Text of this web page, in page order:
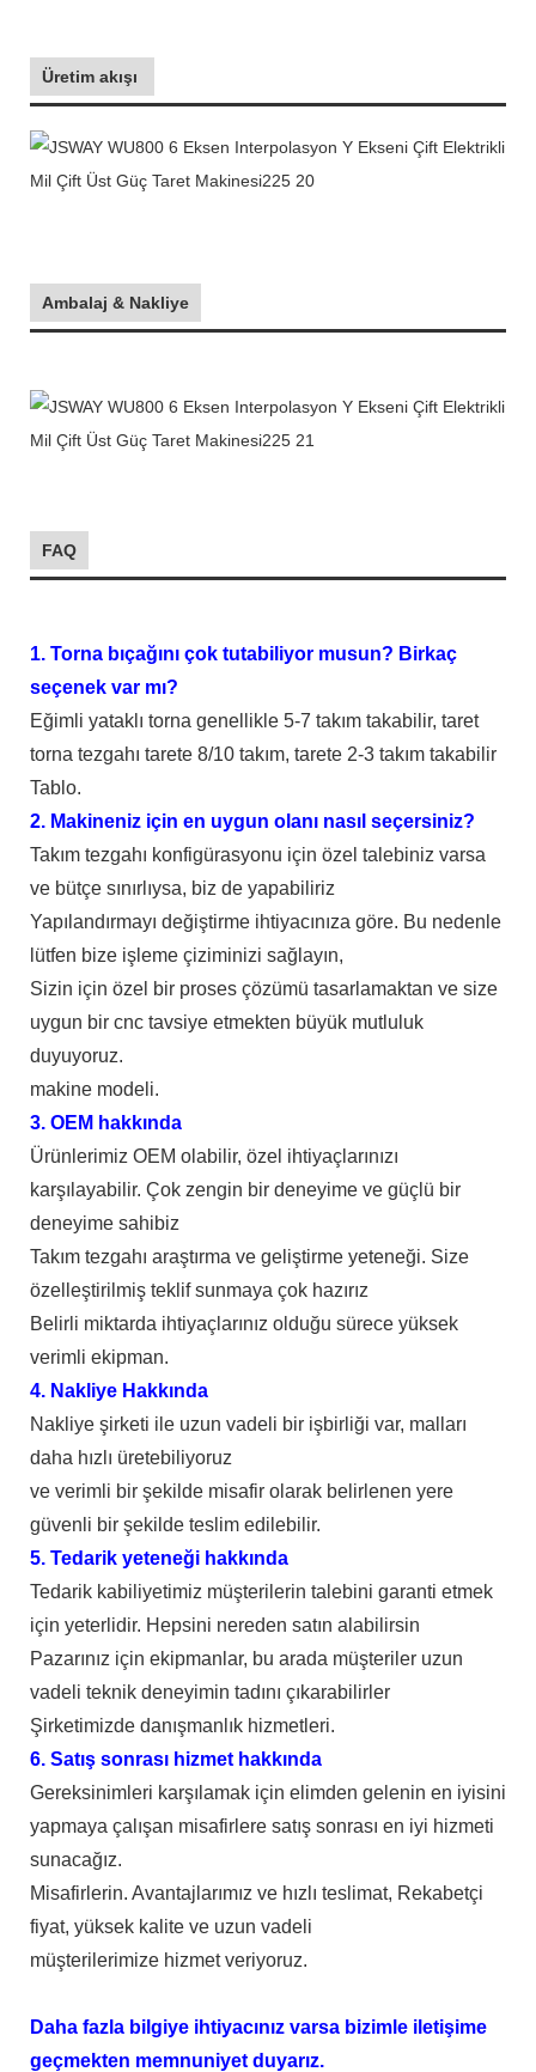
Üretim akışı
Ambalaj & Nakliye
FAQ
1. Torna bıçağını çok tutabiliyor musun? Birkaç
seçenek var mı?
Eğimli yataklı torna genellikle 5-7 takım takabilir, taret
torna tezgahı tarete 8/10 takım, tarete 2-3 takım takabilir
Tablo.
2. Makineniz için en uygun olanı nasıl seçersiniz?
Takım tezgahı konfigürasyonu için özel talebiniz varsa
ve bütçe sınırlıysa, biz de yapabiliriz
Yapılandırmayı değiştirme ihtiyacınıza göre. Bu nedenle
lütfen bize işleme çiziminizi sağlayın,
Sizin için özel bir proses çözümü tasarlamaktan ve size
uygun bir cnc tavsiye etmekten büyük mutluluk
duyuyoruz.
makine modeli.
3. OEM hakkında
Ürünlerimiz OEM olabilir, özel ihtiyaçlarınızı
karşılayabilir. Çok zengin bir deneyime ve güçlü bir
deneyime sahibiz
Takım tezgahı araştırma ve geliştirme yeteneği. Size
özelleştirilmiş teklif sunmaya çok hazırız
Belirli miktarda ihtiyaçlarınız olduğu sürece yüksek
verimli ekipman.
4. Nakliye Hakkında
Nakliye şirketi ile uzun vadeli bir işbirliği var, malları
daha hızlı üretebiliyoruz
ve verimli bir şekilde misafir olarak belirlenen yere
güvenli bir şekilde teslim edilebilir.
5. Tedarik yeteneği hakkında
Tedarik kabiliyetimiz müşterilerin talebini garanti etmek
için yeterlidir. Hepsini nereden satın alabilirsin
Pazarınız için ekipmanlar, bu arada müşteriler uzun
vadeli teknik deneyimin tadını çıkarabilirler
Şirketimizde danışmanlık hizmetleri.
6. Satış sonrası hizmet hakkında
Gereksinimleri karşılamak için elimden gelenin en iyisini
yapmaya çalışan misafirlere satış sonrası en iyi hizmeti
sunacağız.
Misafirlerin. Avantajlarımız ve hızlı teslimat, Rekabetçi
fiyat, yüksek kalite ve uzun vadeli
müşterilerimize hizmet veriyoruz.
Daha fazla bilgiye ihtiyacınız varsa bizimle iletişime
geçmekten memnuniyet duyarız.